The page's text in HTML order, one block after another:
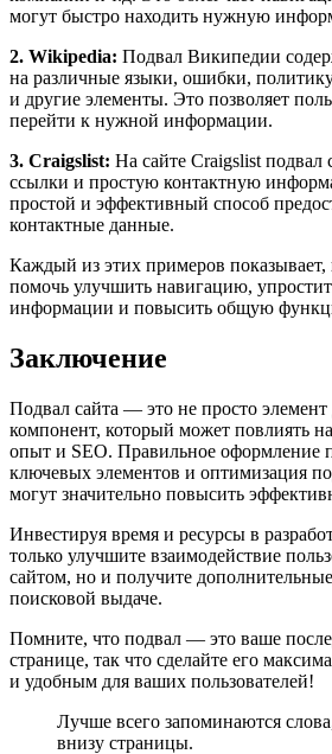
могут быстро находить нужную
2. Wikipedia: Подвал Википедии
на различные языки, ошибки,
и другие элементы. Это позволяет
перейти к нужной информации.
3. Craigslist: На сайте Craigslist
ссылки и простую контактную
простой и эффективный способ
контактные данные.
Каждый из этих примеров показывает,
помочь улучшить навигацию,
информации и повысить общую
Заключение
Подвал сайта — это не просто
компонент, который может повлиять
опыт и SEO. Правильное оформление
ключевых элементов и оптимизация
могут значительно повысить
Инвестируя время и ресурсы в
только улучшите взаимодействие
сайтом, но и получите
поисковой выдаче.
Помните, что подвал — это ваше
странице, так что сделайте его
и удобным для ваших пользователей!
Лучше всего запоминаются
внизу страницы.